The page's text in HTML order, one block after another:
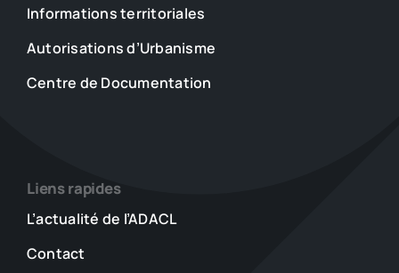
Informations territoriales
Autorisations d’Urbanisme
Centre de Documentation
Liens rapides
L’actualité de l’ADACL
Contact